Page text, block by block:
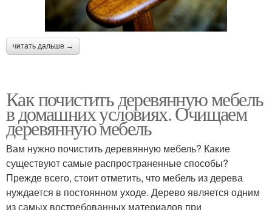
читать дальше →
Как почистить деревянную мебель
в домашних условиях. Очищаем
деревянную мебель
Вам нужно почистить деревянную мебель? Какие
существуют самые распространенные способы?
Прежде всего, стоит отметить, что мебель из дерева
нуждается в постоянном уходе. Дерево является одним
из самых востребованных материалов при